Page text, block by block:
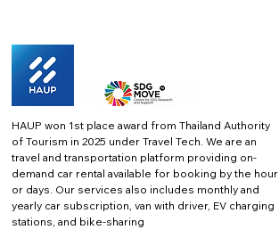
HAUP won 1st place award from Thailand Authority
of Tourism in 2025 under Travel Tech. We are an
travel and transportation platform providing on-
demand car rental available for booking by the hour
or days. Our services also includes monthly and
yearly car subscription, van with driver, EV charging
stations, and bike-sharing